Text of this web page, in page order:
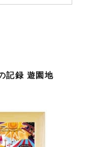
記録 遊園地